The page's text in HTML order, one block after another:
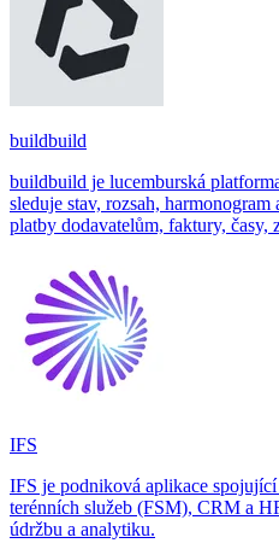
buildbuild
buildbuild je lucemburská
sleduje stav, rozsah,
platby dodavatelům, faktury, časy,
IFS
IFS je podniková aplikace
terénních služeb (FSM), CRM a
údržbu a analytiku.